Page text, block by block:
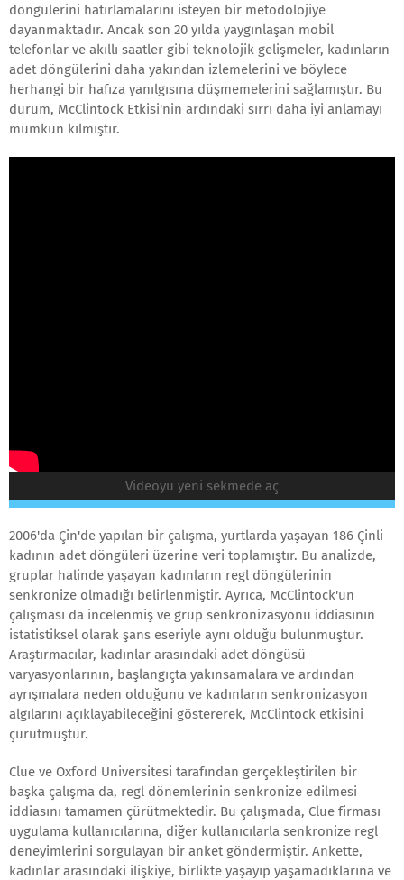
döngülerini hatırlamalarını isteyen bir metodolojiye
dayanmaktadır. Ancak son 20 yılda yaygınlaşan mobil
telefonlar ve akıllı saatler gibi teknolojik gelişmeler, kadınların
adet döngülerini daha yakından izlemelerini ve böylece
herhangi bir hafıza yanılgısına düşmemelerini sağlamıştır. Bu
durum, McClintock Etkisi'nin ardındaki sırrı daha iyi anlamayı
mümkün kılmıştır.
Videoyu yeni sekmede aç
2006'da Çin'de yapılan bir çalışma, yurtlarda yaşayan 186 Çinli
kadının adet döngüleri üzerine veri toplamıştır. Bu analizde,
gruplar halinde yaşayan kadınların regl döngülerinin
senkronize olmadığı belirlenmiştir. Ayrıca, McClintock'un
çalışması da incelenmiş ve grup senkronizasyonu iddiasının
istatistiksel olarak şans eseriyle aynı olduğu bulunmuştur.
Araştırmacılar, kadınlar arasındaki adet döngüsü
varyasyonlarının, başlangıçta yakınsamalara ve ardından
ayrışmalara neden olduğunu ve kadınların senkronizasyon
algılarını açıklayabileceğini göstererek, McClintock etkisini
çürütmüştür.
Clue ve Oxford Üniversitesi tarafından gerçekleştirilen bir
başka çalışma da, regl dönemlerinin senkronize edilmesi
iddiasını tamamen çürütmektedir. Bu çalışmada, Clue firması
uygulama kullanıcılarına, diğer kullanıcılarla senkronize regl
deneyimlerini sorgulayan bir anket göndermiştir. Ankette,
kadınlar arasındaki ilişkiye, birlikte yaşayıp yaşamadıklarına ve